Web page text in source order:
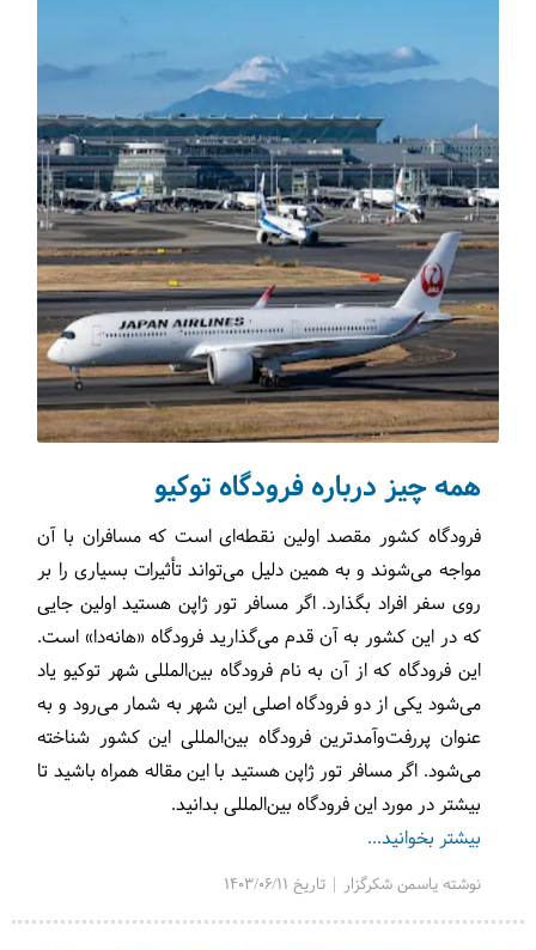
صنایع دستی(12)
مجله دالاهو(217)
مسافرنیوز(55)
حیات وحش(30)
تورهای ورودی(37)
ویزا(81)
استانبول(193)
همه چیز درباره فرودگاه توکیو
فرودگاه کشور مقصد اولین نقطه‌ای است که مسافران با آن
مواجه می‌شوند و به همین دلیل می‌تواند تأثیرات بسیاری را بر
روی سفر افراد بگذارد. اگر مسافر تور ژاپن هستید اولین جایی
که در این کشور به آن قدم می‌گذارید فرودگاه «هانه‌دا» است.
این فرودگاه که از آن به نام فرودگاه بین‌المللی شهر توکیو یاد
می‌شود یکی از دو فرودگاه اصلی این شهر به شمار می‌رود و به
عنوان پررفت‌وآمدترین فرودگاه بین‌المللی این کشور شناخته
می‌شود. اگر مسافر تور ژاپن هستید با این مقاله همراه باشید تا
بیشتر در مورد این فرودگاه بین‌المللی بدانید.
بیشتر بخوانید...
نوشته یاسمن شکرگزار | تاریخ 1403/06/11